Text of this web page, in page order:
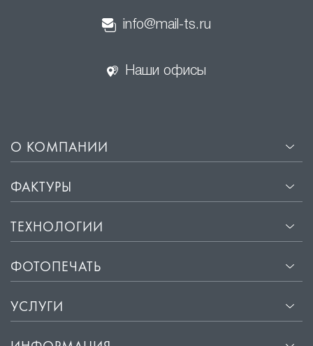
info@mail-ts.ru
Наши офисы
О КОМПАНИИ
ФАКТУРЫ
ТЕХНОЛОГИИ
ФОТОПЕЧАТЬ
УСЛУГИ